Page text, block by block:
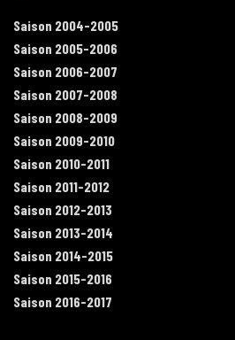
Saison 2004-2005
Saison 2005-2006
Saison 2006-2007
Saison 2007-2008
Saison 2008-2009
Saison 2009-2010
Saison 2010-2011
Saison 2011-2012
Saison 2012-2013
Saison 2013-2014
Saison 2014-2015
Saison 2015-2016
Saison 2016-2017